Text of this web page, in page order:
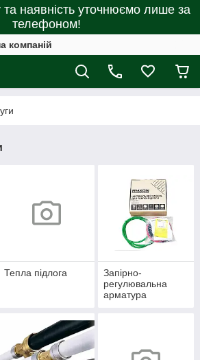
та наявність уточнюємо лише за
телефоном!
компаній
Тепла підлога
Запірно-
регулювальна
арматура